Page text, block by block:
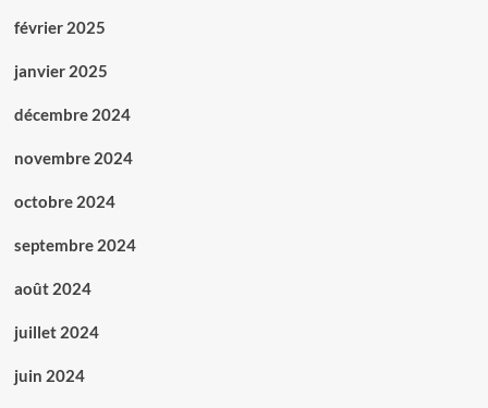
février 2025
janvier 2025
décembre 2024
novembre 2024
octobre 2024
septembre 2024
août 2024
juillet 2024
juin 2024